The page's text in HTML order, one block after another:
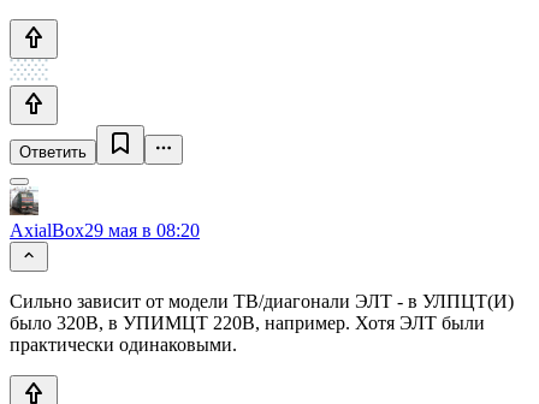
Ответить
AxialBox29 мая в 08:20
Сильно зависит от модели ТВ/диагонали ЭЛТ - в УЛПЦТ(И)
было 320В, в УПИМЦТ 220В, например. Хотя ЭЛТ были
практически одинаковыми.